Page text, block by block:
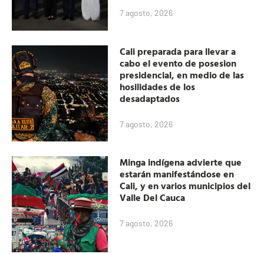
7 agosto, 2026
Cali preparada para llevar a
cabo el evento de posesion
presidencial, en medio de las
hosilidades de los
desadaptados
7 agosto, 2026
Minga indígena advierte que
estarán manifestándose en
Cali, y en varios municipios del
Valle Del Cauca
7 agosto, 2026